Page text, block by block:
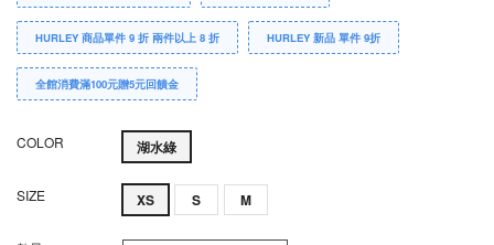
HURLEY 商品單件 9 折 兩件以上 8 折 HURLEY 新品 單件 9折
全館消費滿100元贈5元回饋金
COLOR 湖水綠
SIZE XS S M